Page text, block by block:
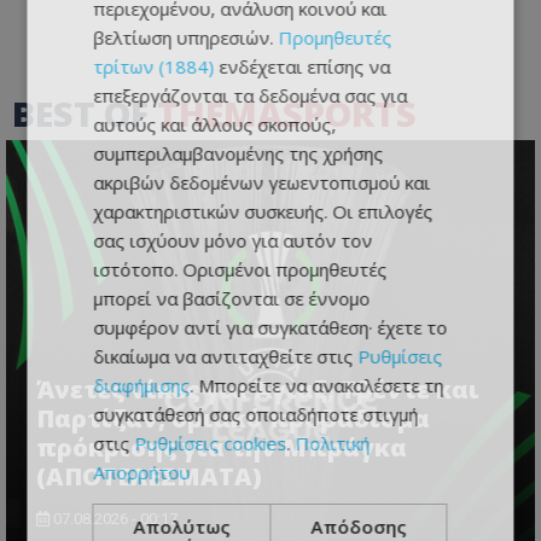
BEST OFTHEMASPORTS
Άνετες νίκες για Άγιαξ, Τβέντε και
Παρτίζαν, οριακό προβάδισμα
πρόκρισης για την Μπράγκα
(ΑΠΟΤΕΛΕΣΜΑΤΑ)
07.08.2026 - 00:17
περιεχομένου, ανάλυση κοινού και
βελτίωση υπηρεσιών. Προμηθευτές
τρίτων (1884) ενδέχεται επίσης να
επεξεργάζονται τα δεδομένα σας για
αυτούς και άλλους σκοπούς,
συμπεριλαμβανομένης της χρήσης
ακριβών δεδομένων γεωεντοπισμού και
χαρακτηριστικών συσκευής. Οι επιλογές
σας ισχύουν μόνο για αυτόν τον
ιστότοπο. Ορισμένοι προμηθευτές
μπορεί να βασίζονται σε έννομο
συμφέρον αντί για συγκατάθεση· έχετε το
δικαίωμα να αντιταχθείτε στις Ρυθμίσεις
διαφήμισης. Μπορείτε να ανακαλέσετε τη
συγκατάθεσή σας οποιαδήποτε στιγμή
στιςΡυθμίσεις cookies. Πολιτική
Απορρήτου
Απολύτως
Απόδοσης